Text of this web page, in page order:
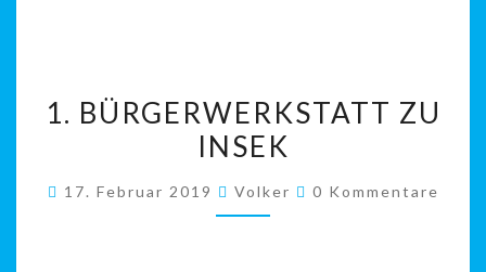
BÜRGERWERKSTATT
ZU
1. BÜRGERWERKSTATT ZU
INSEK
17. Februar 2019 Volker Kommentare
0 Kommentare